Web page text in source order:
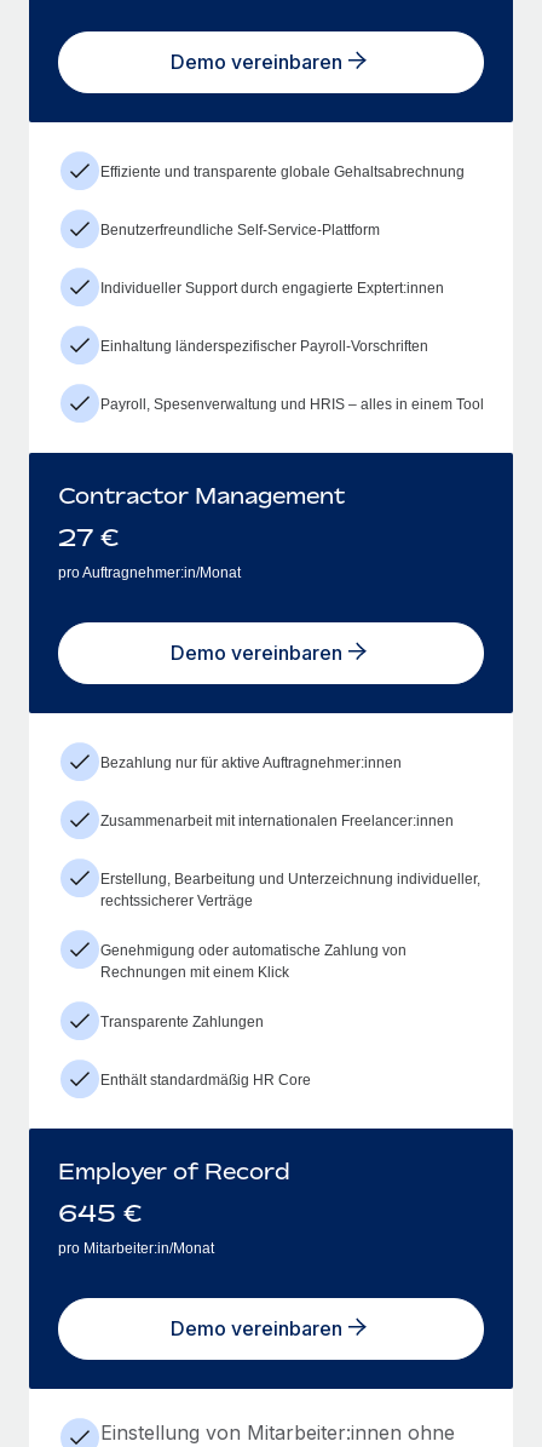
Demo vereinbaren
Effiziente und transparente globale Gehaltsabrechnung
Benutzerfreundliche Self-Service-Plattform
Individueller Support durch engagierte Exptert:innen
Einhaltung länderspezifischer Payroll-Vorschriften
Payroll, Spesenverwaltung und HRIS – alles in einem Tool
Contractor Management
27 €
pro Auftragnehmer:in/Monat
Demo vereinbaren
Bezahlung nur für aktive Auftragnehmer:innen
Zusammenarbeit mit internationalen Freelancer:innen
Erstellung, Bearbeitung und Unterzeichnung individueller,
rechtssicherer Verträge
Genehmigung oder automatische Zahlung von
Rechnungen mit einem Klick
Transparente Zahlungen
Enthält standardmäßig HR Core
Employer of Record
645 €
pro Mitarbeiter:in/Monat
Demo vereinbaren
Einstellung von Mitarbeiter:innen ohne